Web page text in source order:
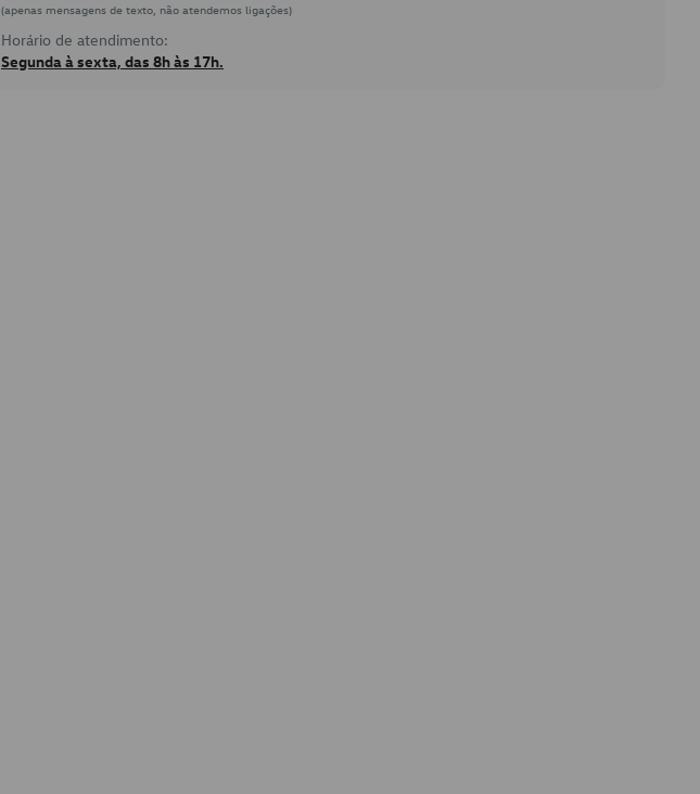
(apenas mensagens de texto, não atendemos ligações)
Horário de atendimento:
Segunda à sexta, das 8h às 17h.